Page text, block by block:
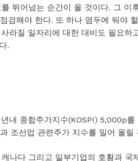
뛰어넘는 순간이 올 것이다. 그 이
검해야 한다. 또 하나 염두에 둬야
라질 일자리에 대한 대비도 필요하
.
내 종합주가지수(KOSPI) 5,000p
조선업 관련주가 지수를 밀어 올릴
나다 그리고 일부기업의 호황과 국